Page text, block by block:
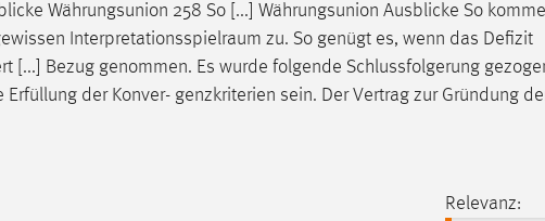
Währungsunion 258 So [...] Währungsunion Ausblicke So
Interpretationsspielraum zu. So genügt es, wenn das Defizit
[...] Bezug genommen. Es wurde folgende Schlussfolgerung
Erfüllung der Konver- genzkriterien sein. Der Vertrag zur Gründung
Relevanz: